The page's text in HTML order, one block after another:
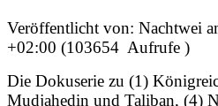
Veröffentlicht von: Nachtwei
+02:00 (103654 Aufrufe )
Die Dokuserie zu (1)
Mudjahedin und Taliban, (4)